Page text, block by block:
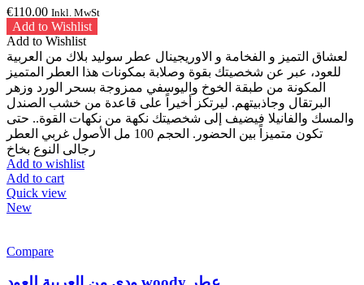
€110.00 Inkl. MwSt
Add to Wishlist
Add to Wishlist
لعشاق التميز و الفخامة و الاوريجينال عطر سوليد بلاك من العربية
للعود، عبر عن شخصيتك بقوة وصلابة بمكونات هذا العطر المتميز
المكونة من طبقة الخوخ واليوسفي ممزوجة بسحر الورد وزهر
البرتقال وجاذبيتهم. ليرتكز أخيراً على قاعدة من خشب الصندل
والمسك والفانيلا فيضيف إلى شخصيتك نكهة من نكهات القوة.. حتى
تكون متميزاً بين الحضور. الحجم 100 مل الأصول غربي العطر
رجالى النوع بخاخ
Add to wishlist
Add to cart
Quick view
New
Compare